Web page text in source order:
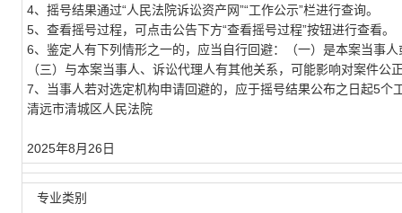
4、摇号结果通过“人民法院诉讼资产网”“工作公示”栏进行查询。
5、查看摇号过程，可点击公告下方“查看摇号过程”按钮进行查看。
6、鉴定人有下列情形之一的，应当自行回避：（一）是本案当事
（三）与本案当事人、诉讼代理人有其他关系，可能影响对案件公
7、当事人若对选定机构申请回避的，应于摇号结果公布之日起5个
清远市清城区人民法院
2025年8月 26 日
专业类别